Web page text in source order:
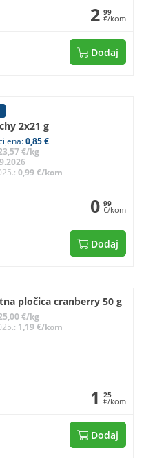
2 99
€/kom
Dodaj
2x21 g
0,85 €
€/kg
0,99 €/kom
0 99
€/kom
Dodaj
pločica cranberry 50 g
€/kg
1,19 €/kom
1 25
€/kom
Dodaj